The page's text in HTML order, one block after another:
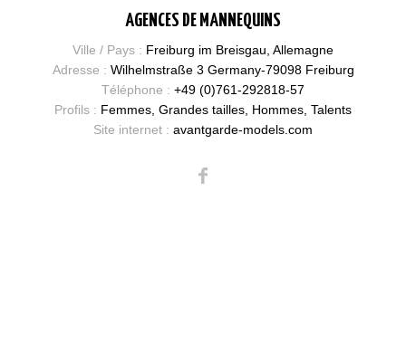
AGENCES DE MANNEQUINS
Ville / Pays : Freiburg im Breisgau, Allemagne
Adresse : Wilhelmstraße 3 Germany-79098 Freiburg
Téléphone : +49 (0)761-292818-57
Profils : Femmes, Grandes tailles, Hommes, Talents
Site internet : avantgarde-models.com